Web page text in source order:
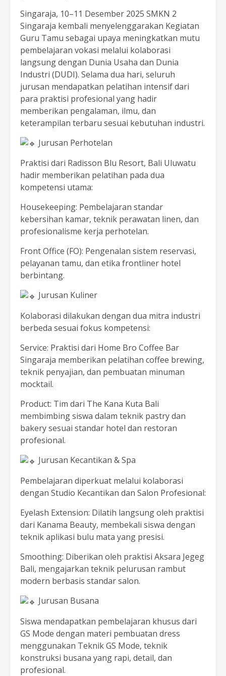
Singaraja, 10–11 Desember 2025 SMKN 2
Singaraja kembali menyelenggarakan Kegiatan
Guru Tamu sebagai upaya meningkatkan mutu
pembelajaran vokasi melalui kolaborasi
langsung dengan Dunia Usaha dan Dunia
Industri (DUDI). Selama dua hari, seluruh
jurusan mendapatkan pelatihan intensif dari
para praktisi profesional yang hadir
memberikan pengalaman, ilmu, dan
keterampilan terbaru sesuai kebutuhan industri.
Jurusan Perhotelan
Praktisi dari Radisson Blu Resort, Bali Uluwatu
hadir memberikan pelatihan pada dua
kompetensi utama:
Housekeeping: Pembelajaran standar
kebersihan kamar, teknik perawatan linen, dan
profesionalisme kerja perhotelan.
Front Office (FO): Pengenalan sistem reservasi,
pelayanan tamu, dan etika frontliner hotel
berbintang.
Jurusan Kuliner
Kolaborasi dilakukan dengan dua mitra industri
berbeda sesuai fokus kompetensi:
Service: Praktisi dari Home Bro Coffee Bar
Singaraja memberikan pelatihan coffee brewing,
teknik penyajian, dan pembuatan minuman
mocktail.
Product: Tim dari The Kana Kuta Bali
membimbing siswa dalam teknik pastry dan
bakery sesuai standar hotel dan restoran
profesional.
Jurusan Kecantikan & Spa
Pembelajaran diperkuat melalui kolaborasi
dengan Studio Kecantikan dan Salon Profesional:
Eyelash Extension: Dilatih langsung oleh praktisi
dari Kanama Beauty, membekali siswa dengan
teknik aplikasi bulu mata yang presisi.
Smoothing: Diberikan oleh praktisi Aksara Jegeg
Bali, mengajarkan teknik pelurusan rambut
modern berbasis standar salon.
Jurusan Busana
Siswa mendapatkan pembelajaran khusus dari
GS Mode dengan materi pembuatan dress
menggunakan Teknik GS Mode, teknik
konstruksi busana yang rapi, detail, dan
profesional.